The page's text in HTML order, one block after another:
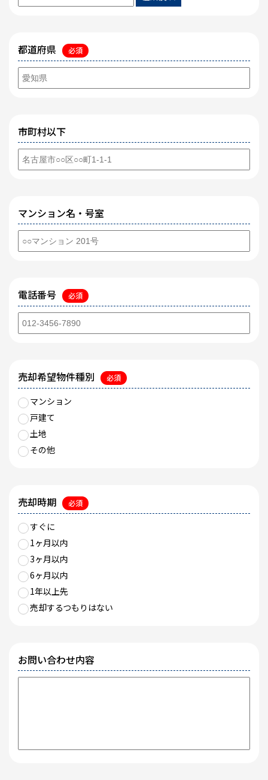
都道府県 必須
市町村以下
マンション名・号室
電話番号 必須
売却希望物件種別 必須
マンション
戸建て
土地
その他
売却時期 必須
すぐに
1ヶ月以内
3ヶ月以内
6ヶ月以内
1年以上先
売却するつもりはない
お問い合わせ内容